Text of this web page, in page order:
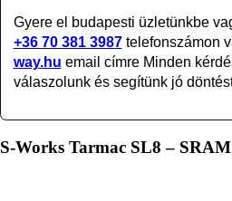
Gyere el budapesti üzletünkbe
+36 70 381 3987telefonszámon
way.hu email címre Minden
válaszolunk és segítünk jó
S-Works Tarmac SL8 –